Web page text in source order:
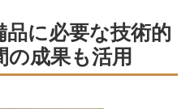
品に必要な技術的
の成果も活用